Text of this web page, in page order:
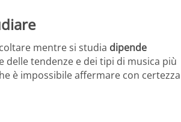
mentre si studia dipende
delle tendenze e dei tipi di musica più
è impossibile affermare con certezza